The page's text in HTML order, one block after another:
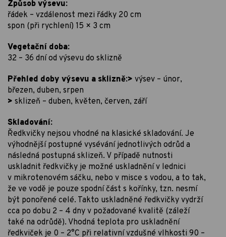
Způsob výsevu:
řádek – vzdálenost mezi řádky 20 cm
spon (při rychlení) 15 × 3 cm
Vegetační doba:
32 – 36 dní od výsevu do sklizně
Přehled doby výsevu a sklizně:> výsev – únor,
březen, duben, srpen
> sklizeň – duben, květen, červen, září
Skladování:
Ředkvičky nejsou vhodné na klasické skladování. Je
výhodnější postupné vysévání jednotlivých odrůd a
následná postupná sklizeň. V případě nutnosti
uskladnit ředkvičky je možné uskladnění v lednici
v mikrotenovém sáčku, nebo v misce s vodou, a to tak,
že ve vodě je pouze spodní část s kořínky, tzn. nesmí
být ponořené celé. Takto uskladněné ředkvičky vydrží
cca po dobu 2 – 4 dny v požadované kvalitě (záleží
také na odrůdě). Vhodná teplota pro uskladnění
ředkviček je 0 – 2°C při relativní vzdušné vlhkosti 90 –